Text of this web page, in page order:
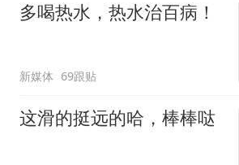
多喝热水，热水治百病！
新媒体 69跟贴
这滑的挺远的哈，棒棒哒